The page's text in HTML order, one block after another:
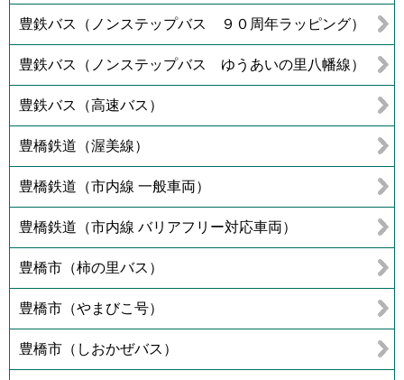
豊鉄バス（ノンステップバス ９０周年ラッピング）
豊鉄バス（ノンステップバス ゆうあいの里八幡線）
豊鉄バス（高速バス）
豊橋鉄道（渥美線）
豊橋鉄道（市内線 一般車両）
豊橋鉄道（市内線 バリアフリー対応車両）
豊橋市（柿の里バス）
豊橋市（やまびこ号）
豊橋市（しおかぜバス）